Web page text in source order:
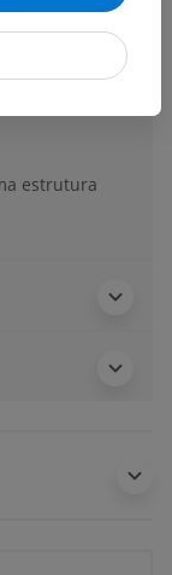
>
estrutura